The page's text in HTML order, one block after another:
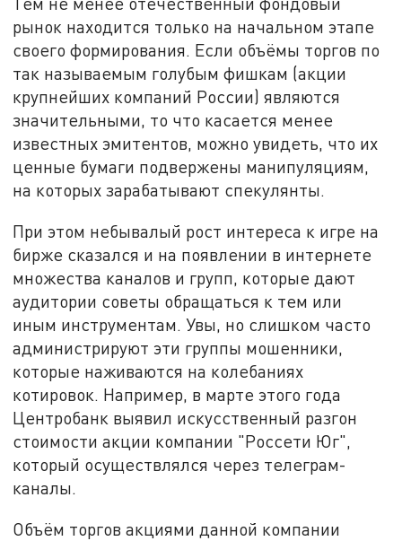
рынок находится только на начальном этапе
своего формирования. Если объёмы торгов по
так называемым голубым фишкам (акции
крупнейших компаний России) являются
значительными, то что касается менее
известных эмитентов, можно увидеть, что их
ценные бумаги подвержены манипуляциям,
на которых зарабатывают спекулянты.
При этом небывалый рост интереса к игре на
бирже сказался и на появлении в интернете
множества каналов и групп, которые дают
аудитории советы обращаться к тем или
иным инструментам. Увы, но слишком часто
администрируют эти группы мошенники,
которые наживаются на колебаниях
котировок. Например, в марте этого года
Центробанк выявил искусственный разгон
стоимости акции компании "Россети Юг",
который осуществлялся через телеграм-
каналы.
Объём торгов акциями данной компании